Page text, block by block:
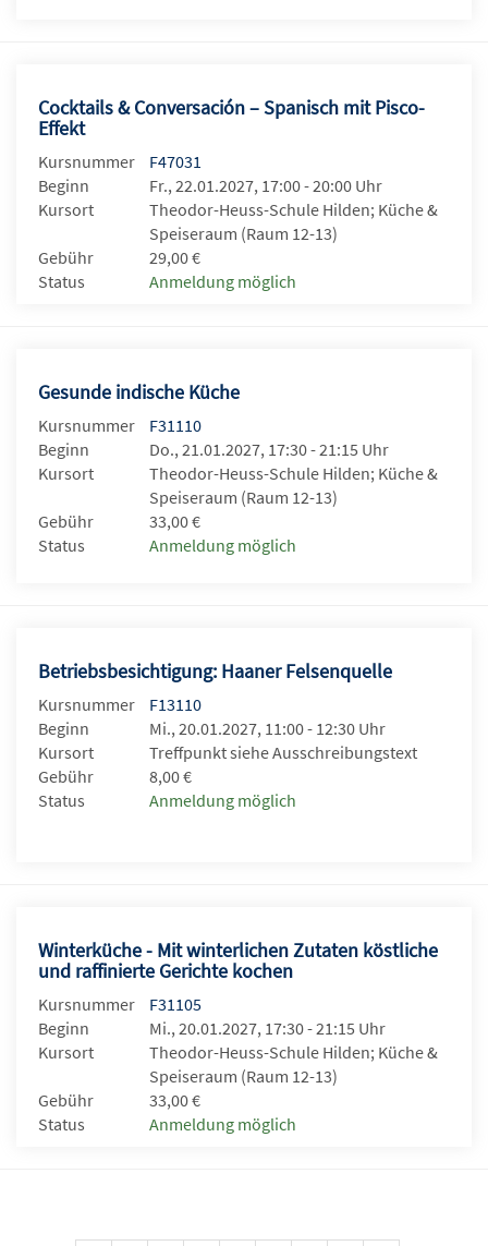
Cocktails & Conversación – Spanisch mit Pisco-
Effekt
Kursnummer
F47031
Beginn
Fr., 22.01.2027, 17:00 - 20:00 Uhr
Kursort
Theodor-Heuss-Schule Hilden; Küche &
Speiseraum (Raum 12-13)
Gebühr
29,00 €
Status
Anmeldung möglich
Gesunde indische Küche
Kursnummer
F31110
Beginn
Do., 21.01.2027, 17:30 - 21:15 Uhr
Kursort
Theodor-Heuss-Schule Hilden; Küche &
Speiseraum (Raum 12-13)
Gebühr
33,00 €
Status
Anmeldung möglich
Betriebsbesichtigung: Haaner Felsenquelle
Kursnummer
F13110
Beginn
Mi., 20.01.2027, 11:00 - 12:30 Uhr
Kursort
Treffpunkt siehe Ausschreibungstext
Gebühr
8,00 €
Status
Anmeldung möglich
Winterküche - Mit winterlichen Zutaten köstliche
und raffinierte Gerichte kochen
Kursnummer
F31105
Beginn
Mi., 20.01.2027, 17:30 - 21:15 Uhr
Kursort
Theodor-Heuss-Schule Hilden; Küche &
Speiseraum (Raum 12-13)
Gebühr
33,00 €
Status
Anmeldung möglich